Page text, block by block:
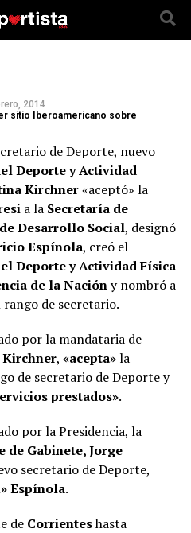
2014
sitio Iberoamericano sobre
de Deporte, nuevo
Deporte y Actividad
Kirchner«aceptó» la
a la Secretaría de
Desarrollo Social, designó
Espínola, creó el
Deporte y Actividad Física
de la Nacióny nombró a
de secretario.
por la mandataria de
, «acepta»la
de secretario de Deporte y
prestados».
por la Presidencia, la
de Gabinete, Jorge
secretario de Deporte,
Espínola.
de Corrienteshasta